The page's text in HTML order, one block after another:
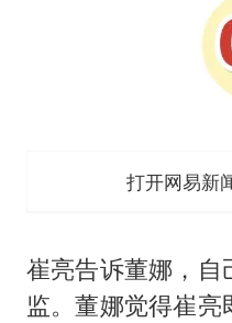
打开网易新
崔亮告诉董娜，自
监。董娜觉得崔